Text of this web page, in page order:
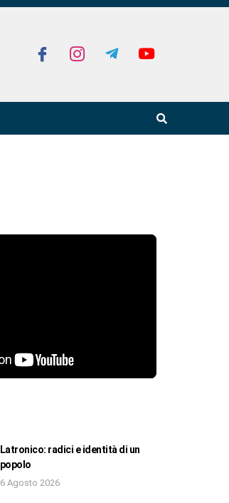
Latronico: radici e identità di un
popolo
6 Agosto 2026